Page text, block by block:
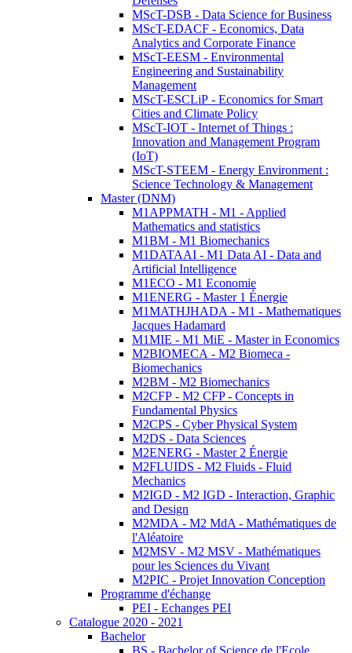
MScT-DSB - Data Science for Business
MScT-EDACF - Economics, Data
Analytics and Corporate Finance
MScT-EESM - Environmental
Engineering and Sustainability
Management
MScT-ESCLiP - Economics for Smart
Cities and Climate Policy
MScT-IOT - Internet of Things :
Innovation and Management Program
(IoT)
MScT-STEEM - Energy Environment :
Science Technology & Management
Master (DNM)
M1APPMATH - M1 - Applied
Mathematics and statistics
M1BM - M1 Biomechanics
M1DATAAI - M1 Data AI - Data and
Artificial Intelligence
M1ECO - M1 Economie
M1ENERG - Master 1 Énergie
M1MATHJHADA - M1 - Mathematiques
Jacques Hadamard
M1MIE - M1 MiE - Master in Economics
M2BIOMECA - M2 Biomeca -
Biomechanics
M2BM - M2 Biomechanics
M2CFP - M2 CFP - Concepts in
Fundamental Physics
M2CPS - Cyber Physical System
M2DS - Data Sciences
M2ENERG - Master 2 Énergie
M2FLUIDS - M2 Fluids - Fluid
Mechanics
M2IGD - M2 IGD - Interaction, Graphic
and Design
M2MDA - M2 MdA - Mathématiques de
l'Aléatoire
M2MSV - M2 MSV - Mathématiques
pour les Sciences du Vivant
M2PIC - Projet Innovation Conception
Programme d'échange
PEI - Echanges PEI
Catalogue 2020 - 2021
Bachelor
BS - Bachelor of Science de l'Ecole